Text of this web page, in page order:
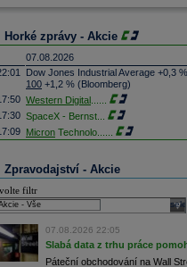
Horké zprávy - Akcie
07.08.2026
Dow Jones Industrial Average +0,3
100 +1,2 % (Bloomberg)
Western Digital
SpaceX - Bernst
Micron Technolo
Objem obchodů s akciemi na
obchodů za poslední rok je 0,665
Zvýšení výroby balistických střel
nějakou dobu potrvá. Agentuře
Armin Papperger. Společná výroba
doplnit arzenál Spojeným státům,
(ČTK)
Conocophillips
Zpravodajství - Akcie
filtr
07.08.2026 22:05
Slabá data z trhu práce
Páteční obchodování na Wall